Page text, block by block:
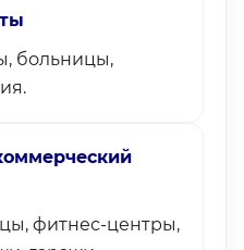
больницы,
фитнес-центры,